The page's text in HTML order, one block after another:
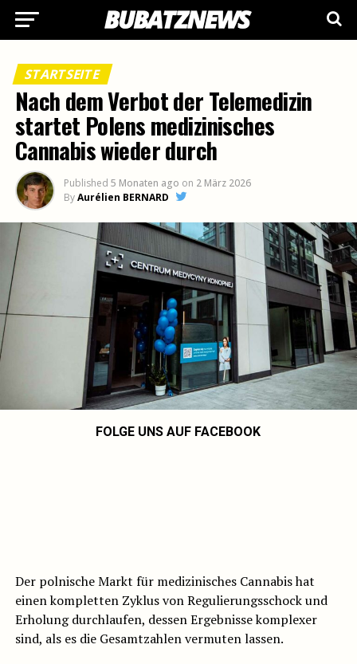
STARTSEITE
Nach dem Verbot der Telemedizin
startet Polens medizinisches
Cannabis wieder durch
Published 5 Monaten ago on 2 März 2026
ByAurélien BERNARD
FOLGE UNS AUF FACEBOOK
Der polnische Markt für medizinisches Cannabis hat
einen kompletten Zyklus von Regulierungsschock und
Erholung durchlaufen, dessen Ergebnisse komplexer
sind, als es die Gesamtzahlen vermuten lassen.